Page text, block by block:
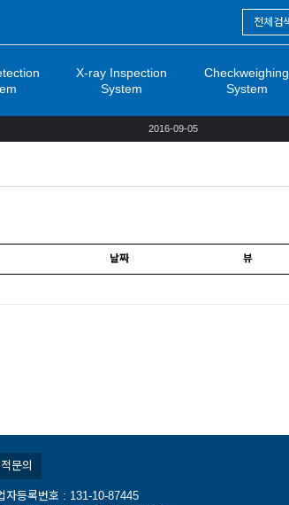
X-ray Inspection
System
Checkweighing
System
2016-09-05
날짜 뷰
문의
자등록번호 : 131-10-87445